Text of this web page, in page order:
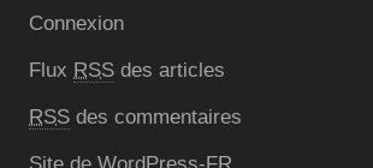
Connexion
Flux RSS des articles
RSS des commentaires
Site de WordPress-FR